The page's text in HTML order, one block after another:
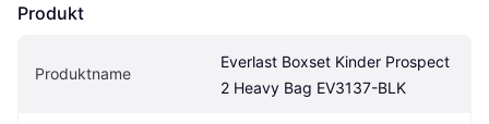
Produkt
Produktname
Everlast Boxset Kinder Prospect
2 Heavy Bag EV3137-BLK